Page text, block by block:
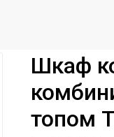
Шкаф
топом